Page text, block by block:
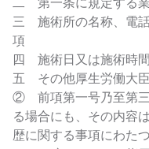
三 施術所の名称、電
項
四 施術日又は施術時間
五 その他厚生労働大
② 前項第一号乃至第三
る場合にも、その内容
歴に関する事項にわた